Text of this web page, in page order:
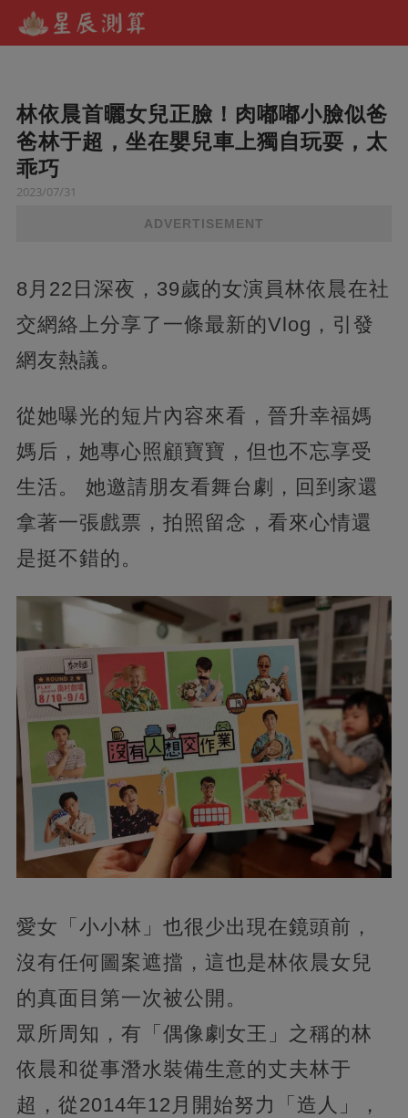
林依晨首曬女兒正臉！肉嘟嘟小臉似爸
爸林于超，坐在嬰兒車上獨自玩耍，太
乖巧
2023/07/31
ADVERTISEMENT
8月22日深夜，39歲的女演員林依晨在社
交網絡上分享了一條最新的Vlog，引發
網友熱議。
從她曝光的短片內容來看，晉升幸福媽
媽后，她專心照顧寶寶，但也不忘享受
生活。 她邀請朋友看舞台劇，回到家還
拿著一張戲票，拍照留念，看來心情還
是挺不錯的。
愛女「小小林」也很少出現在鏡頭前，
沒有任何圖案遮擋，這也是林依晨女兒
的真面目第一次被公開。
眾所周知，有「偶像劇女王」之稱的林
依晨和從事潛水裝備生意的丈夫林于
超，從2014年12月開始努力「造人」，